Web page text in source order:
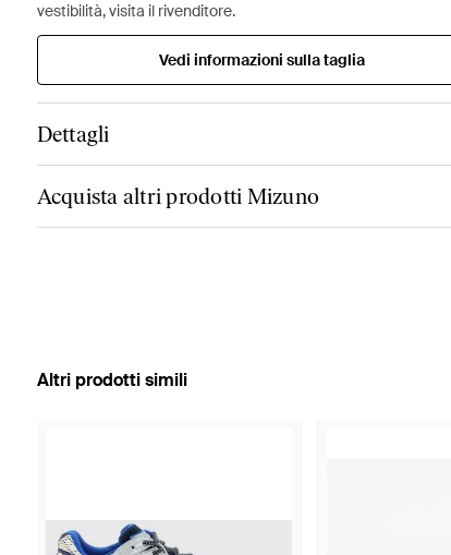
vestibilità, visita il rivenditore.
Vedi informazioni sulla taglia
Dettagli
Acquista altri prodotti Mizuno
Altri prodotti simili